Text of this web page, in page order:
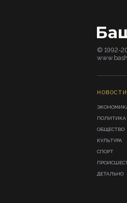
© 1992-
НОВОСТИ
ПОЛИТИКА
ОБЩЕСТВО
КУЛЬТУРА
СПОРТ
ДЕТАЛЬНО